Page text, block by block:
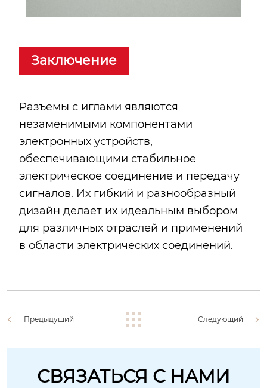
Заключение
Разъемы с иглами являются
незаменимыми компонентами
электронных устройств,
обеспечивающими стабильное
электрическое соединение и передачу
сигналов. Их гибкий и разнообразный
дизайн делает их идеальным выбором
для различных отраслей и применений
в области электрических соединений.
Предыдущий Следующий
СВЯЗАТЬСЯ С НАМИ